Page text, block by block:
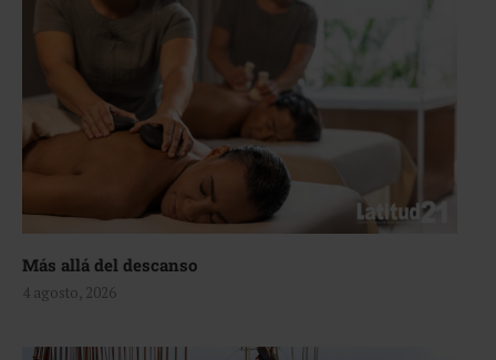
Más allá del descanso
4 agosto, 2026